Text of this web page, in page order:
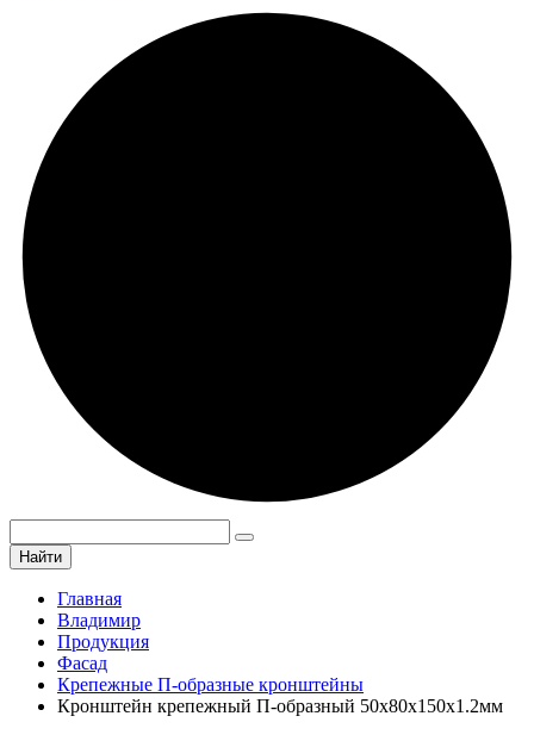
Найти
Главная
Владимир
Продукция
Фасад
Крепежные П-образные кронштейны
Кронштейн крепежный П-образный 50х80х150х1.2мм